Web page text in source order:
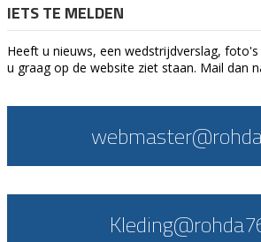
IETS TE MELDEN
Heeft u nieuws, een wedstrijdverslag,
u graag op de website ziet staan. Mail dan